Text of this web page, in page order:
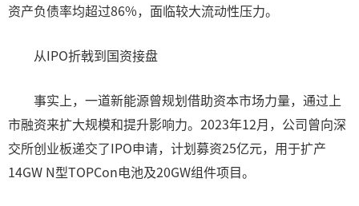
资产负债率均超过86%，面临较大流动性压力。
从IPO折戟到国资接盘
事实上，一道新能源曾规划借助资本市场力量，通过上
市融资来扩大规模和提升影响力。2023年12月，公司曾向深
交所创业板递交了IPO申请，计划募资25亿元，用于扩产
14GW N型TOPCon电池及20GW组件项目。